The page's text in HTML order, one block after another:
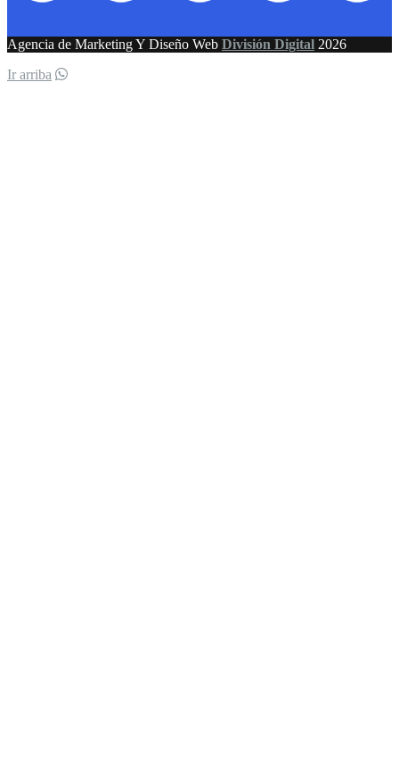
Agencia de Marketing Y Diseño Web División Digital 2026
Ir arriba